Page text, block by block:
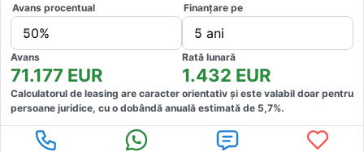
Avans procentual
50%
Finanțare pe
5 ani
Avans
71.177 EUR
Rată lunară
1.432 EUR
Calculatorul de leasing are caracter orientativ și este valabil doar pentru
persoane juridice, cu o dobândă anuală estimată de 5,7%.